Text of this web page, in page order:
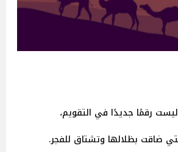
رقمًا جديدًا في التقويم،
ضاقت بظلالها وتشتاق للفجر.